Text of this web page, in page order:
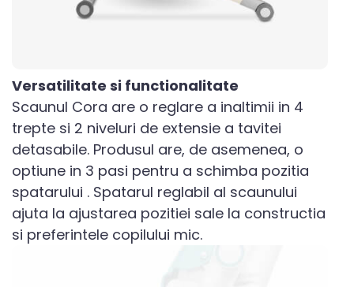
Versatilitate si functionalitate
Scaunul Cora are o reglare a inaltimii in 4
trepte si 2 niveluri de extensie a tavitei
detasabile. Produsul are, de asemenea, o
optiune in 3 pasi pentru a schimba pozitia
spatarului . Spatarul reglabil al scaunului
ajuta la ajustarea pozitiei sale la constructia
si preferintele copilului mic.